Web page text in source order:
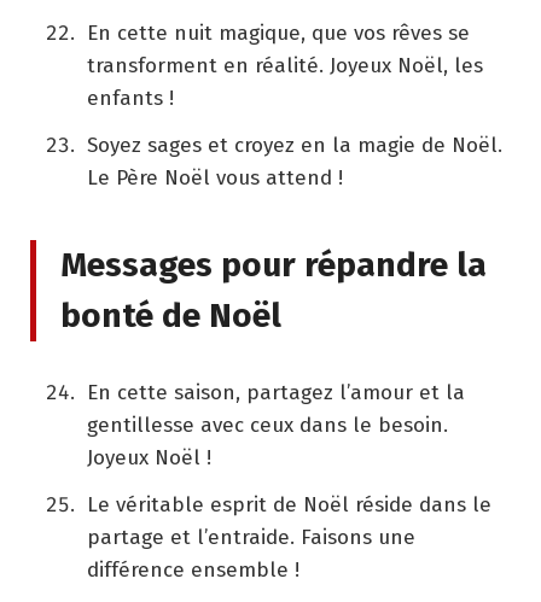
En cette nuit magique, que vos rêves se
transforment en réalité. Joyeux Noël, les
enfants !
Soyez sages et croyez en la magie de Noël.
Le Père Noël vous attend !
Messages pour répandre la
bonté de Noël
En cette saison, partagez l’amour et la
gentillesse avec ceux dans le besoin.
Joyeux Noël !
Le véritable esprit de Noël réside dans le
partage et l’entraide. Faisons une
différence ensemble !